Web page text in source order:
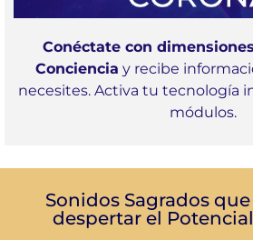
Conéctate con
Conciencia y recibe
necesites. Activa tu tecnología
módulos.
Sonidos Sagrados
despertar el